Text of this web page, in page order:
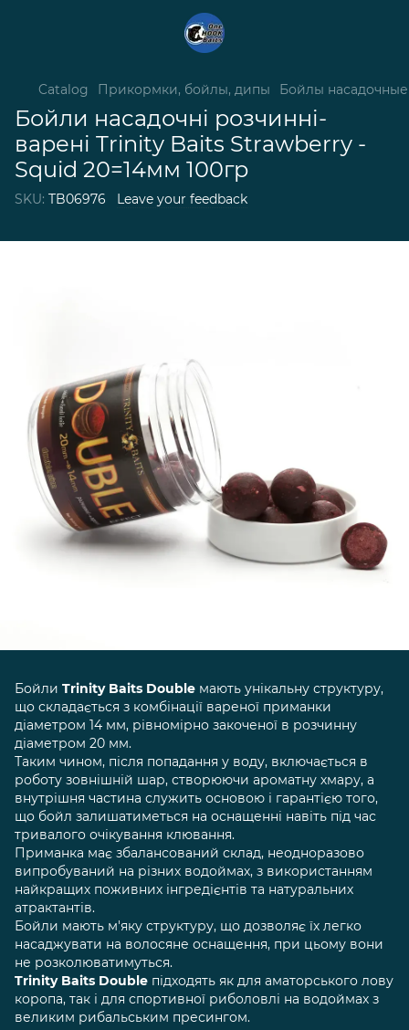
Catalog Прикормки, бойлы, дипы Бойлы насадочные
Бойли насадочні розчинні-
варені Trinity Baits Strawberry -
Squid 20=14мм 100гр
SKU: TB06976 Leave your feedback
Бойли Trinity Baits Double мають унікальну структуру,
що складається з комбінації вареної приманки
діаметром 14 мм, рівномірно закоченої в розчинну
діаметром 20 мм.
Таким чином, після попадання у воду, включається в
роботу зовнішній шар, створюючи ароматну хмару, а
внутрішня частина служить основою і гарантією того,
що бойл залишатиметься на оснащенні навіть під час
тривалого очікування клювання.
Приманка має збалансований склад, неодноразово
випробуваний на різних водоймах, з використанням
найкращих поживних інгредієнтів та натуральних
атрактантів.
Бойли мають м'яку структуру, що дозволяє їх легко
насаджувати на волосяне оснащення, при цьому вони
не розколюватимуться.
Trinity Baits Double підходять як для аматорського лову
коропа, так і для спортивної риболовлі на водоймах з
великим рибальським пресингом.